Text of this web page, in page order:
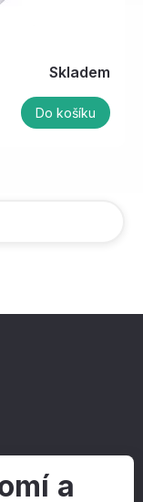
Skladem
Do košíku
a